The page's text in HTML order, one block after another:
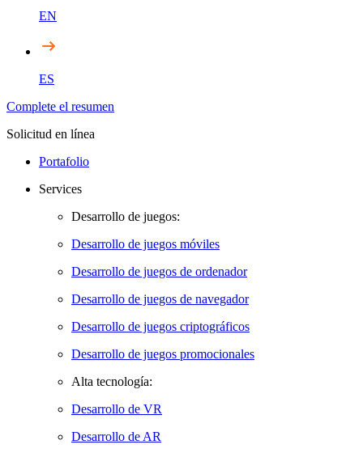
EN
ES
Complete el resumen
Solicitud en línea
Portafolio
Services
Desarrollo de juegos:
Desarrollo de juegos móviles
Desarrollo de juegos de ordenador
Desarrollo de juegos de navegador
Desarrollo de juegos criptográficos
Desarrollo de juegos promocionales
Alta tecnología:
Desarrollo de VR
Desarrollo de AR